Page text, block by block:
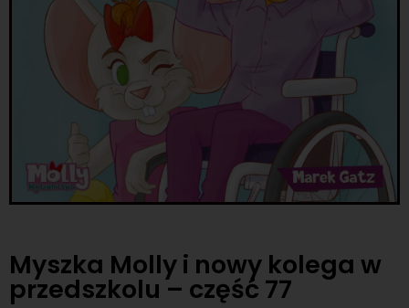
Myszka Molly i nowy kolega w
przedszkolu – część 77